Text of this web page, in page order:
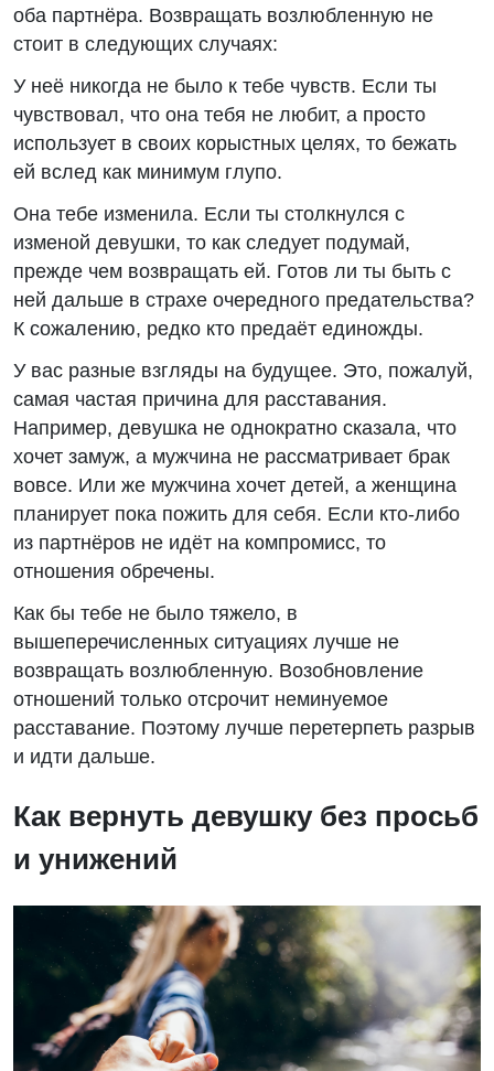
оба партнёра. Возвращать возлюбленную не
стоит в следующих случаях:
У неё никогда не было к тебе чувств. Если ты
чувствовал, что она тебя не любит, а просто
использует в своих корыстных целях, то бежать
ей вслед как минимум глупо.
Она тебе изменила. Если ты столкнулся с
изменой девушки, то как следует подумай,
прежде чем возвращать ей. Готов ли ты быть с
ней дальше в страхе очередного предательства?
К сожалению, редко кто предаёт единожды.
У вас разные взгляды на будущее. Это, пожалуй,
самая частая причина для расставания.
Например, девушка не однократно сказала, что
хочет замуж, а мужчина не рассматривает брак
вовсе. Или же мужчина хочет детей, а женщина
планирует пока пожить для себя. Если кто-либо
из партнёров не идёт на компромисс, то
отношения обречены.
Как бы тебе не было тяжело, в
вышеперечисленных ситуациях лучше не
возвращать возлюбленную. Возобновление
отношений только отсрочит неминуемое
расставание. Поэтому лучше перетерпеть разрыв
и идти дальше.
Как вернуть девушку без просьб
и унижений